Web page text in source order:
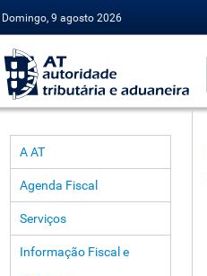
Domingo, 9 agosto 2026
A AT
Agenda Fiscal
Serviços
Informação Fiscal e